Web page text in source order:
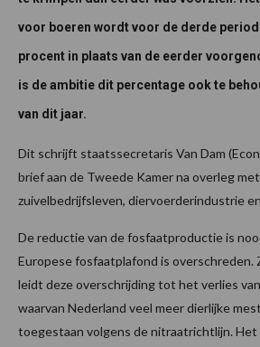
voor boeren wordt voor de derde
procent in plaats van de eerder
is de ambitie dit percentage ook te
van dit jaar.
Dit schrijft staatssecretaris Van Dam
brief aan de Tweede Kamer na overleg
zuivelbedrijfsleven, diervoerderindustrie
De reductie van de fosfaatproductie is
Europese fosfaatplafond is overschreden.
leidt deze overschrijding tot het verlies
waarvan Nederland veel meer dierlijke
toegestaan volgens de nitraatrichtlijn. Het